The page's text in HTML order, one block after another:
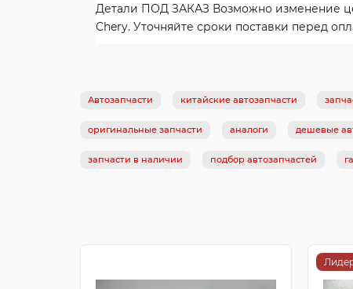
Детали ПОД ЗАКАЗ Возможно изменение
Chery. Уточняйте сроки поставки перед
Автозапчасти китайские автозапчасти
оригинальные запчасти аналоги дешевые
запчасти в наличии подбор автозапчастей